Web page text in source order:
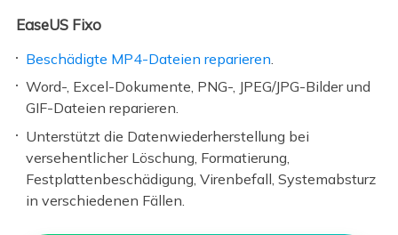
EaseUS Fixo
Beschädigte MP4-Dateien reparieren
Word-, Excel-Dokumente, PNG-, JPEG/JPG-Bilder und
GIF-Dateien reparieren.
Unterstützt die Datenwiederherstellung bei
versehentlicher Löschung, Formatierung,
Festplattenbeschädigung, Virenbefall, Systemabsturz
in verschiedenen Fällen.